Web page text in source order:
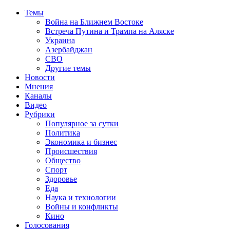
Темы
Война на Ближнем Востоке
Встреча Путина и Трампа на Аляске
Украина
Азербайджан
СВО
Другие темы
Новости
Мнения
Каналы
Видео
Рубрики
Популярное за сутки
Политика
Экономика и бизнес
Происшествия
Общество
Спорт
Здоровье
Еда
Наука и технологии
Войны и конфликты
Кино
Голосования